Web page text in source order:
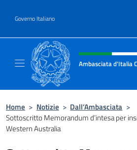
Governo Italiano
Intestazione sito,
Ambasciata d'Italia
Home > Notizie > Dall’Ambasciata >
Sottoscritto Memorandum d’intesa per
Western Australia